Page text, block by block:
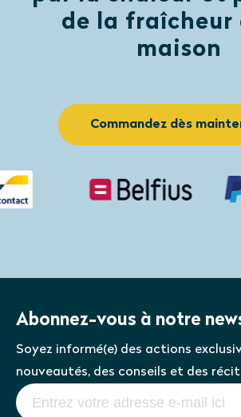
choisissez l’option ‘Profond et
la question ‘quel type de cadre
De cette façon, vous aurez un
pour protection solaire sur mesure
de la fraîcheur
maison
Commandez dès
Abonnez-vous à notre
Soyez informé(e) des actions
nouveautés, des conseils et des